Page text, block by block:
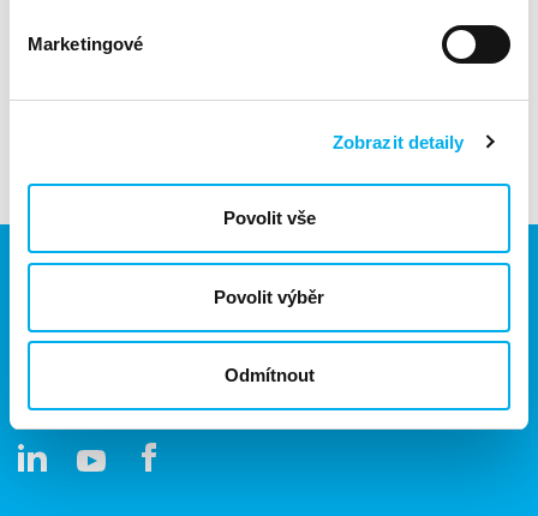
Marketingové
Zobrazit detaily
Povolit vše
Povolit výběr
Odmítnout
Těšíme se na virtuální setkání s vámi a na společné
zakončení produktových snídaní před letní přestávkou.
Jsme součástí eD skupiny, ekosystému firem v oblasti IT,
obchodu, softwarových řešení, komunikace, e-commerce
a technologií s 30 lety zkušeností, více než 700 odborníky
a tržbami přesahujícími 16 miliard.